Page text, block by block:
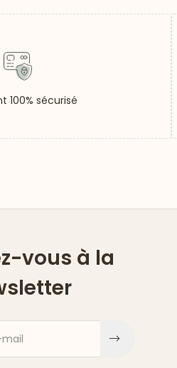
100% sécurisé
vous à la